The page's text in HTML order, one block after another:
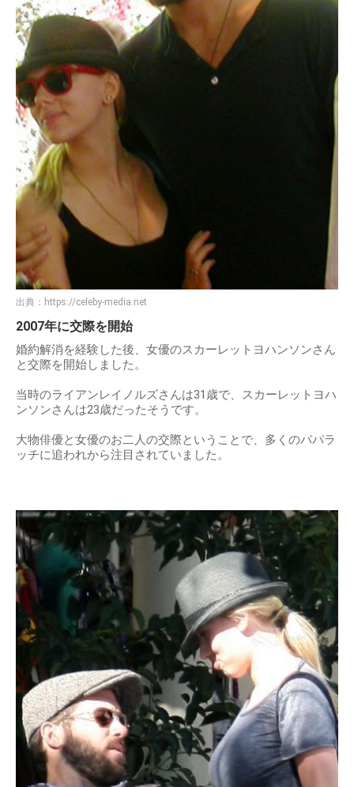
出典： https://celeby-media.net
2007年に交際を開始
婚約解消を経験した後、女優のスカーレットヨハンソンさん
と交際を開始しました。
当時のライアンレイノルズさんは31歳で、スカーレットヨハ
ンソンさんは23歳だったそうです。
大物俳優と女優のお二人の交際ということで、多くのパパラ
ッチに追われから注目されていました。